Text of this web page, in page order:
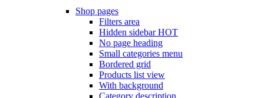
Shop pages
Filters area
Hidden sidebarHOT
No page heading
Small categories menu
Bordered grid
Products list view
With background
Category description